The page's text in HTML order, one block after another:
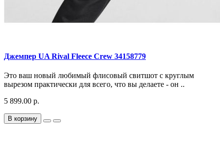
Джемпер UA Rival Fleece Crew 34158779
Это ваш новый любимый флисовый свитшот с круглым
вырезом практически для всего, что вы делаете - он ..
5 899.00 р.
В корзину